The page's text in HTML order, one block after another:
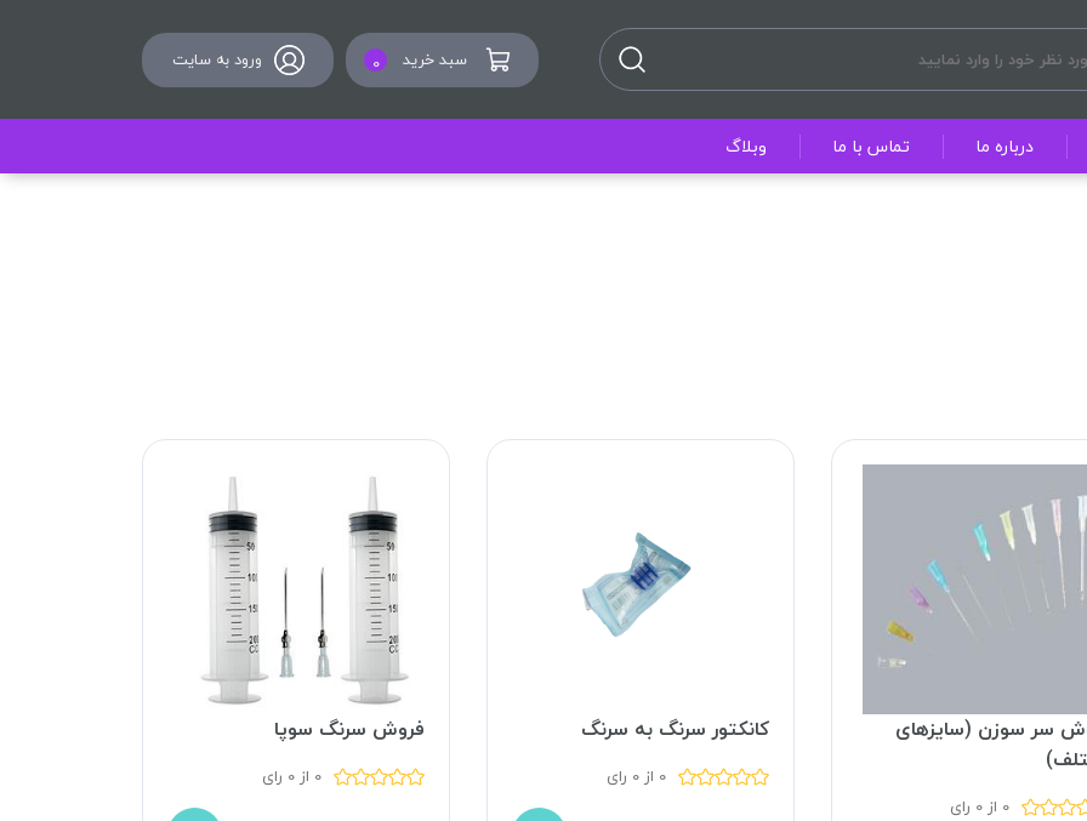
سبد خرید 0 ورود به سایت
درباره ما تماس با ما وبلاگ
سر سوزن (سایزهای
0 از 0 رای
کانکتور سرنگ به سرنگ
0 از 0 رای
فروش سرنگ سوپا
0 از 0 رای